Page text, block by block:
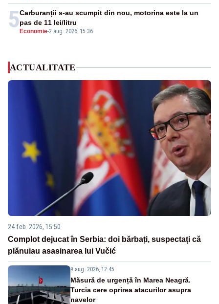
5 Economie-2 aug. 2026, 15:36
Carburanții s-au scumpit din nou, motorina este la un
pas de 11 lei/litru
ACTUALITATE
24 feb. 2026, 15:50
Complot dejucat în Serbia: doi bărbați, suspectați că
plănuiau asasinarea lui Vučić
9 aug. 2026, 12:45
Măsură de urgență în Marea Neagră.
Turcia cere oprirea atacurilor asupra
navelor